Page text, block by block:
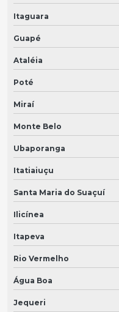
Itaguara
Guapé
Ataléia
Poté
Miraí
Monte Belo
Ubaporanga
Itatiaiuçu
Santa Maria do Suaçuí
Ilicínea
Itapeva
Rio Vermelho
Água Boa
Jequeri